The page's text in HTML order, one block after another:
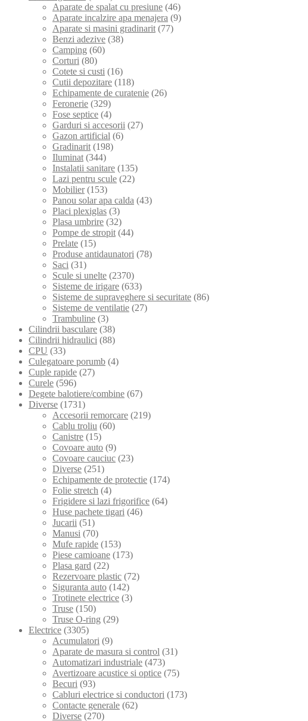
Aparate de spalat cu presiune (46)
Aparate incalzire apa menajera (9)
Aparate si masini gradinarit (77)
Benzi adezive (38)
Camping (60)
Corturi (80)
Cotete si custi (16)
Cutii depozitare (118)
Echipamente de curatenie (26)
Feronerie (329)
Fose septice (4)
Garduri si accesorii (27)
Gazon artificial (6)
Gradinarit (198)
Iluminat (344)
Instalatii sanitare (135)
Lazi pentru scule (22)
Mobilier (153)
Panou solar apa calda (43)
Placi plexiglas (3)
Plasa umbrire (32)
Pompe de stropit (44)
Prelate (15)
Produse antidaunatori (78)
Saci (31)
Scule si unelte (2370)
Sisteme de irigare (633)
Sisteme de supraveghere si securitate (86)
Sisteme de ventilatie (27)
Trambuline (3)
Cilindrii basculare (38)
Cilindrii hidraulici (88)
CPU (33)
Culegatoare porumb (4)
Cuple rapide (27)
Curele (596)
Degete balotiere/combine (67)
Diverse (1731)
Accesorii remorcare (219)
Cablu troliu (60)
Canistre (15)
Covoare auto (9)
Covoare cauciuc (23)
Diverse (251)
Echipamente de protectie (174)
Folie stretch (4)
Frigidere si lazi frigorifice (64)
Huse pachete tigari (46)
Jucarii (51)
Manusi (70)
Mufe rapide (153)
Piese camioane (173)
Plasa gard (22)
Rezervoare plastic (72)
Siguranta auto (142)
Trotinete electrice (3)
Truse (150)
Truse O-ring (29)
Electrice (3305)
Acumulatori (9)
Aparate de masura si control (31)
Automatizari industriale (473)
Avertizoare acustice si optice (75)
Becuri (93)
Cabluri electrice si conductori (173)
Contacte generale (62)
Diverse (270)